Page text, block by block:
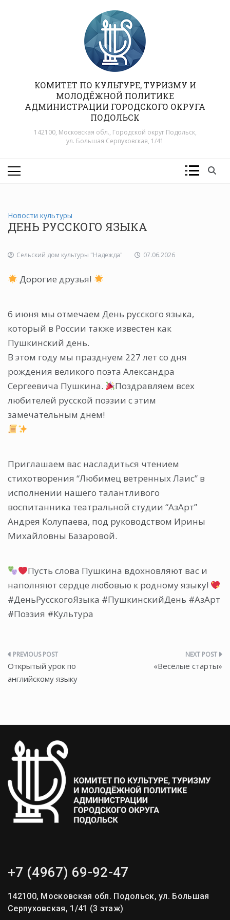
КОМИТЕТ ПО КУЛЬТУРЕ, ТУРИЗМУ И
МОЛОДЁЖНОЙ ПОЛИТИКЕ
АДМИНИСТРАЦИИ ГОРОДСКОГО ОКРУГА
ПОДОЛЬСК
142100, Московская обл., Городской округ Подольск,
ул. Большая Серпуховская, 1/41
Новости культуры
ДЕНЬ РУССКОГО ЯЗЫКА
Сельский дом культуры "Надежда" 07.06.2026
Дорогие друзья!
6 июня мы отмечаем День русского языка,
который в России также известен как
Пушкинский день.
В этом году мы празднуем 227 лет со дня
рождения великого поэта Александра
Сергеевича Пушкина.
Поздравляем всех
любителей русской поэзии с этим
замечательным днем!
Приглашаем вас насладиться чтением
стихотворения “Любимец ветренных Лаис” в
исполнении нашего талантливого
воспитанника театральной студии “АзАрт”
Андрея Колупаева, под руководством Ирины
Михайловны Базаровой.
Пусть слова Пушкина вдохновляют вас и
наполняют сердце любовью к родному языку!
#ДеньРусскогоЯзыка #ПушкинскийДень #АзАрт
#Поэзия #Культура
Навигация
по
Открытый урок по
английскому языку
«Весёлые старты»
+7 (4967) 69-92-47
142100, Московская обл. Подольск, ул. Большая
Серпуховская, 1/41 (3 этаж)